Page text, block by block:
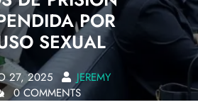
POR
SEXUAL
27, 2025
JEREMY
0 COMMENTS